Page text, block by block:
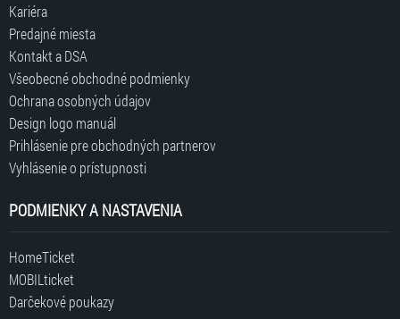
Kariéra
Predajné miesta
Kontakt a DSA
Všeobecné obchodné podmienky
Ochrana osobných údajov
Design logo manuál
Prihlásenie pre obchodných partnerov
Vyhlásenie o prístupnosti
PODMIENKY A NASTAVENIA
HomeTicket
MOBILticket
Darčekové poukazy